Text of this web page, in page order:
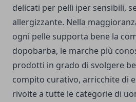
delicati per pelli iper sensibili,
allergizzante. Nella
ogni pelle supporta bene la
dopobarba, le marche più
prodotti in grado di svolgere
compito curativo, arricchite di
rivolte a tutte le categorie di